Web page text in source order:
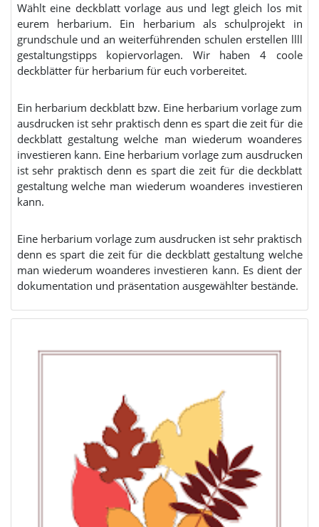
Wählt eine deckblatt vorlage aus und legt gleich los mit
eurem herbarium. Ein herbarium als schulprojekt in
grundschule und an weiterführenden schulen erstellen llll
gestaltungstipps kopiervorlagen. Wir haben 4 coole
deckblätter für herbarium für euch vorbereitet.
Ein herbarium deckblatt bzw. Eine herbarium vorlage zum
ausdrucken ist sehr praktisch denn es spart die zeit für die
deckblatt gestaltung welche man wiederum woanderes
investieren kann. Eine herbarium vorlage zum ausdrucken
ist sehr praktisch denn es spart die zeit für die deckblatt
gestaltung welche man wiederum woanderes investieren
kann.
Eine herbarium vorlage zum ausdrucken ist sehr praktisch
denn es spart die zeit für die deckblatt gestaltung welche
man wiederum woanderes investieren kann. Es dient der
dokumentation und präsentation ausgewählter bestände.